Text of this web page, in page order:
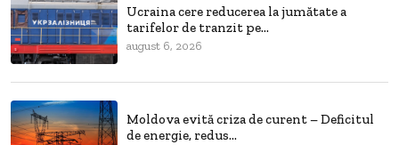
Ucraina cere reducerea la jumătate a
tarifelor de tranzit pe...
august 6, 2026
Moldova evită criza de curent – Deficitul
de energie, redus...